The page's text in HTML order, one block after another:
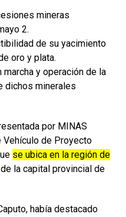
mineras
2.
de su yacimiento
oro y plata.
y operación de la
dichos minerales
por MINAS
Vehículo de Proyecto
se ubica en la región de
la capital provincial de
había destacado